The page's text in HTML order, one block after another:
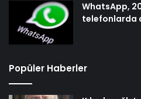
WhatsApp,
telefonlarda
Popüler Haberler